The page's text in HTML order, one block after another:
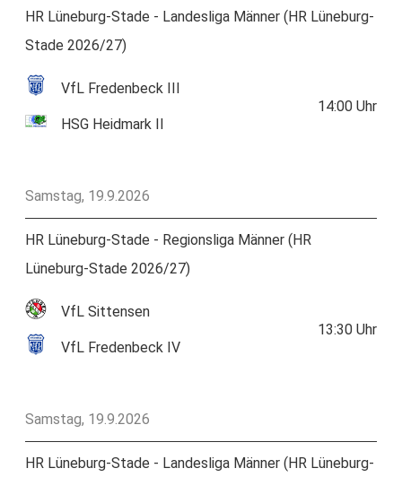
HR Lüneburg-Stade - Landesliga Männer (HR Lüneburg-
Stade 2026/27)
VfL Fredenbeck III
HSG Heidmark II
14:00 Uhr
Samstag, 19.9.2026
HR Lüneburg-Stade - Regionsliga Männer (HR
Lüneburg-Stade 2026/27)
VfL Sittensen
VfL Fredenbeck IV
13:30 Uhr
Samstag, 19.9.2026
HR Lüneburg-Stade - Landesliga Männer (HR Lüneburg-